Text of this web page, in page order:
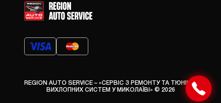
REGION AUTO SERVICE – «СЕРВІС З РЕМОНТУ ТА ТЮНІНГУ
ВИХЛОПНИХ СИСТЕМ У МИКОЛАЇВІ» © 2026